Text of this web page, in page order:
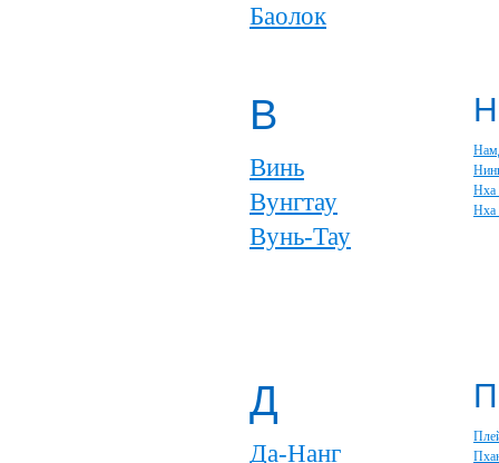
Баолок
В
Винь
Вунгтау
Вунь-Тау
Н
Нха
Нха
Д
Да-Нанг
П